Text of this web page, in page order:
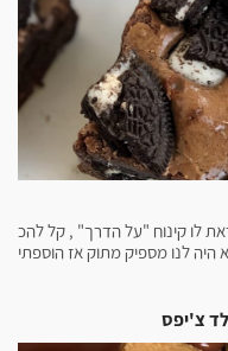
לו קינוח "על הדרך" , קל להכ
היה לנו מספיק מתוק אז הוספתי
צ'יפס